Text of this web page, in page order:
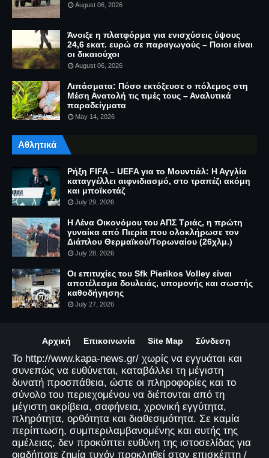
August 06, 2026
Άνοιξε η πλατφόρμα για ενισχύσεις ύψους
24,6 εκατ. ευρώ σε παραγωγούς – Ποιοι είναι
οι δικαιούχοι
August 06, 2026
Λιπάσματα: Πόσο εκτόξευσε ο πόλεμος στη
Μέση Ανατολή τις τιμές τους – Αναλυτικά
παραδείγματα
May 14, 2026
Αθλητικά
Ρήξη FIFA – UEFA για το Μουντιάλ: Η Αγγλία
καταγγέλλει αιφνιδιασμό, στο τραπέζι ακόμη
και μποϊκοτάζ
July 29, 2026
Η Λένα Οικονόμου του ΑΠΣ Τριάς, η πρώτη
γυναίκα από Πιερία που ολοκλήρωσε τον
Διάπλου Θερμαϊκού/Τορωναίου (26χλμ.)
July 28, 2026
Οι επιτυχίες του Sfk Pierikos Volley είναι
αποτέλεσμα δουλειάς, υπομονής και σωστής
καθοδήγησης
July 27, 2026
Αρχική Επικοινωνία Site Map Σύνδεση
Το http://www.kapa-news.gr/ χωρίς να εγγυάται και
συνεπώς να ευθύνεται, καταβάλλει τη μέγιστη
δυνατή προσπάθεια, ώστε οι πληροφορίες και το
σύνολο του περιεχομένου να διέπονται από τη
μέγιστη ακρίβεια, σαφήνεια, χρονική εγγύτητα,
πληρότητα, ορθότητα και διαθεσιμότητα. Σε καμία
περίπτωση, συμπεριλαμβανομένης και αυτής της
αμέλειας, δεν προκύπτει ευθύνη της ιστοσελίδας για
οιαδήποτε ζημία τυχόν προκληθεί στον επισκέπτη /